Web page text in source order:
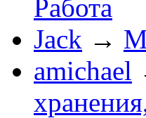
Работа
Jack →
amichael